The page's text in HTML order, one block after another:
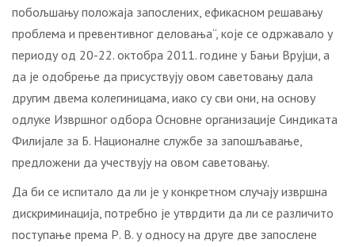
побољшању положаја запослених, ефикасном решавању
проблема и превентивног деловања“, које се одржавало у
периоду од 20-22. октобра 2011. године у Бањи Врујци, а
да је одобрење да присуствују овом саветовању дала
другим двема колегиницама, иако су сви они, на основу
одлуке Извршног одбора Основне организације Синдиката
Филијале за Б. Националне службе за запошљавање,
предложени да учествују на овом саветовању.
Да би се испитало да ли је у конкретном случају извршна
дискриминација, потребно је утврдити да ли се различито
поступање према Р. В. у односу на друге две запослене